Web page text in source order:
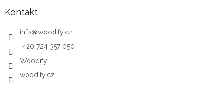
Kontakt
info@woodify.cz
+420 724 357 050
Woodify
woodify.cz